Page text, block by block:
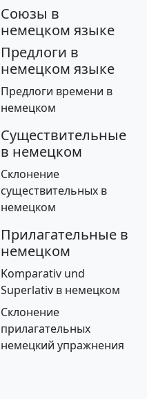
Союзы в
немецком языке
Предлоги в
немецком языке
Предлоги времени в
немецком
Существительные
в немецком
Склонение
существительных в
немецком
Прилагательные в
немецком
Komparativ und
Superlativ в немецком
Cклонение
прилагательных
немецкий упражнения